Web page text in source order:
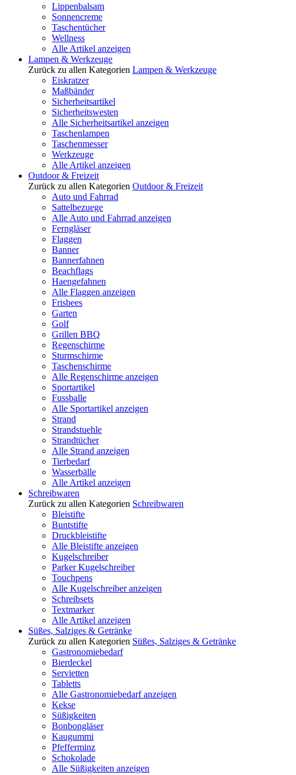
Lippenbalsam
Sonnencreme
Taschentücher
Wellness
Alle Artikel anzeigen
Lampen & Werkzeuge
Zurück zu allen Kategorien Lampen & Werkzeuge
Eiskratzer
Maßbänder
Sicherheitsartikel
Sicherheitswesten
Alle Sicherheitsartikel anzeigen
Taschenlampen
Taschenmesser
Werkzeuge
Alle Artikel anzeigen
Outdoor & Freizeit
Zurück zu allen Kategorien Outdoor & Freizeit
Auto und Fahrrad
Sattelbezuege
Alle Auto und Fahrrad anzeigen
Ferngläser
Flaggen
Banner
Bannerfahnen
Beachflags
Haengefahnen
Alle Flaggen anzeigen
Frisbees
Garten
Golf
Grillen BBQ
Regenschirme
Sturmschirme
Taschenschirme
Alle Regenschirme anzeigen
Sportartikel
Fussballe
Alle Sportartikel anzeigen
Strand
Strandstuehle
Strandtücher
Alle Strand anzeigen
Tierbedarf
Wasserbälle
Alle Artikel anzeigen
Schreibwaren
Zurück zu allen Kategorien Schreibwaren
Bleistifte
Buntstifte
Druckbleistifte
Alle Bleistifte anzeigen
Kugelschreiber
Parker Kugelschreiber
Touchpens
Alle Kugelschreiber anzeigen
Schreibsets
Textmarker
Alle Artikel anzeigen
Süßes, Salziges & Getränke
Zurück zu allen Kategorien Süßes, Salziges & Getränke
Gastronomiebedarf
Bierdeckel
Servietten
Tabletts
Alle Gastronomiebedarf anzeigen
Kekse
Süßigkeiten
Bonbongläser
Kaugummi
Pfefferminz
Schokolade
Alle Süßigkeiten anzeigen